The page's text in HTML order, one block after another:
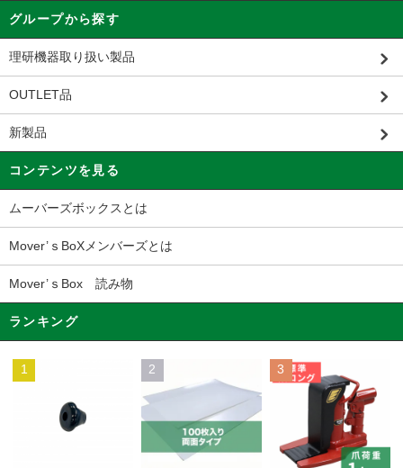
グループから探す
理研機器取り扱い製品
OUTLET品
新製品
コンテンツを見る
ムーバーズボックスとは
Mover’ｓBoXメンバーズとは
Mover’ｓBox 読み物
ランキング
1 2 3